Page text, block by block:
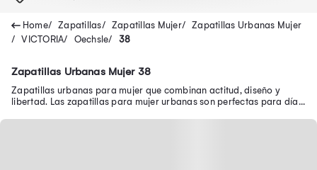
Zapatillas Zapatillas Mujer
Zapatillas Urbanas Mujer
VICTORIA
Oechsle 38
Zapatillas Urbanas Mujer 38
Zapatillas urbanas para mujer que combinan actitud, diseño y
libertad. Las zapatillas para mujer urbanas son perfectas para días